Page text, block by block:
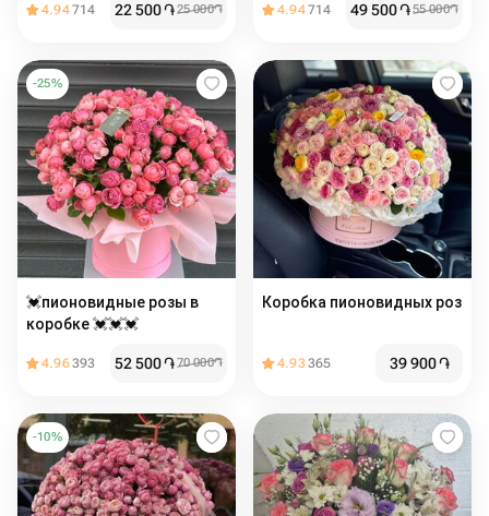
4.94714 22 500֏25 000֏ 4.94714 49 500֏55 000֏
-25%
💓пионовидные розы в
коробке 💓💓💓
4.96393 52 500֏70 000֏
Коробка пионовидных роз️️️
4.93365 39 900֏
-10%